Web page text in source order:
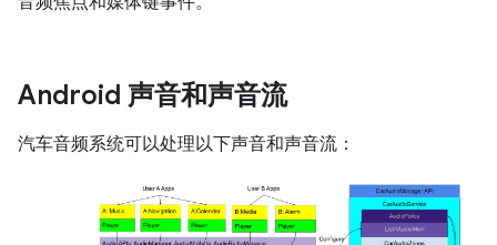
Android 声音和声音流
汽车音频系统可以处理以下声音和声音流：